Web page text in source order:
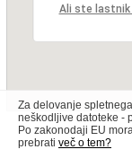
Ali ste
Za delovanje
neškodljive datoteke -
Po zakonodaji EU
prebrati več o tem?